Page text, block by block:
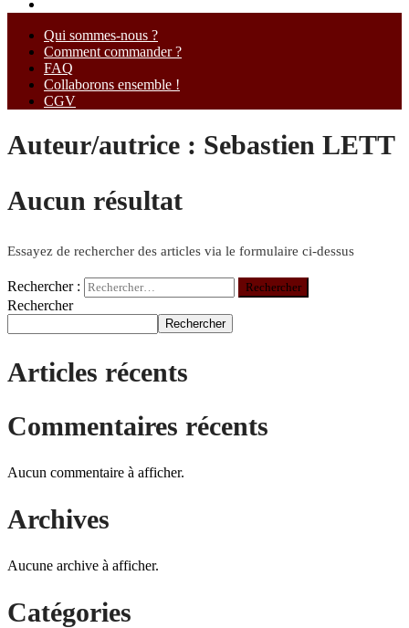
Qui sommes-nous ?
Comment commander ?
FAQ
Collaborons ensemble !
CGV
Auteur/autrice : Sebastien LETT
Aucun résultat
Essayez de rechercher des articles via le formulaire ci-dessus
Rechercher :
Rechercher
Rechercher
Articles récents
Commentaires récents
Aucun commentaire à afficher.
Archives
Aucune archive à afficher.
Catégories